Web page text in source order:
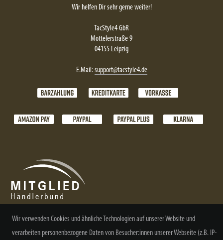
Wir helfen Dir sehr gerne weiter!
TacStyle4 GbR
Mottelerstraße 9
04155 Leipzig
E.Mail:support@tacstyle4.de
NEWSLETTER ABONNIEREN
Wir verwenden Cookies und ähnliche Technologien auf unserer Website und
verarbeiten personenbezogene Daten von Besucher:innen unserer Webseite (z.B. IP-